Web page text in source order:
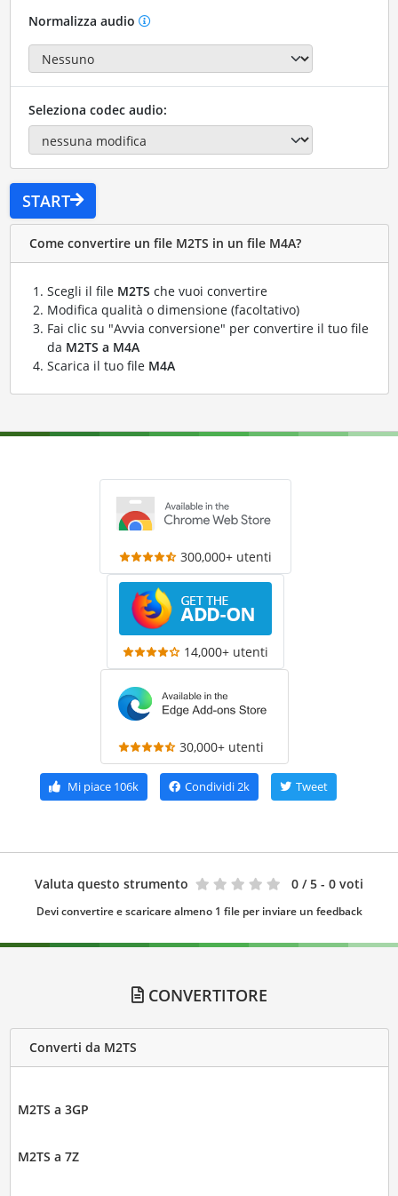
Normalizza audio
Seleziona codec audio:
START
Come convertire un file M2TS in un file M4A?
Scegli il file M2TS che vuoi convertire
Modifica qualità o dimensione (facoltativo)
Fai clic su "Avvia conversione" per convertire il tuo file
da M2TS a M4A
Scarica il tuo file M4A
300,000+ utenti
14,000+ utenti
30,000+ utenti
Mi piace 106k Condividi2k Tweet
Valuta questo strumento 0 / 5 - 0 voti
Devi convertire e scaricare almeno 1 file per inviare un feedback
CONVERTITORE
Converti da M2TS
M2TS a 3GP
M2TS a 7Z